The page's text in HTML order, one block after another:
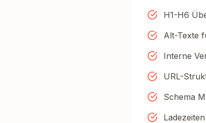
H1-H6
Alt-Texte
Interne
URL-
Schema